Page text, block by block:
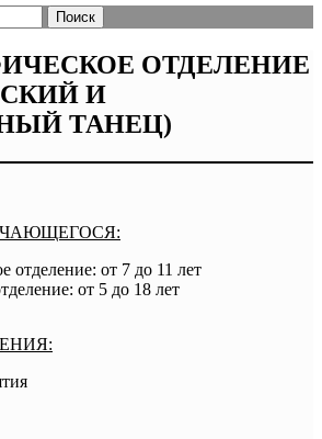
ОТДЕЛЕНИЕ
И
ТАНЕЦ)
отделение: от 7 до 11 лет
от 5 до 18 лет